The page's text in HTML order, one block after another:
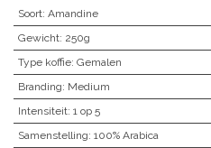
Soort: Amandine
Gewicht: 250g
Type koffie: Gemalen
Branding: Medium
Intensiteit: 1 op 5
Samenstelling: 100% Arabica